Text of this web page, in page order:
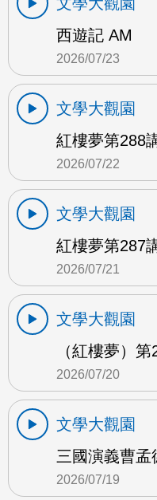
西遊記 AM
2026/07/23
文學大觀園
紅樓夢第288
2026/07/22
文學大觀園
紅樓夢第287
2026/07/21
文學大觀園
（紅樓夢）
2026/07/20
文學大觀園
三國演義曹孟
2026/07/19